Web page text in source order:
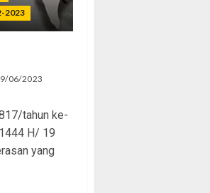
2023
06/2023
tahun ke-
H/ 19
yang